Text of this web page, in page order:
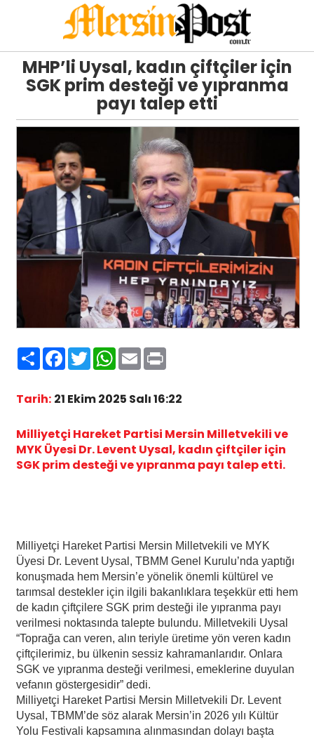
MHP’li Uysal, kadın çiftçiler için
SGK prim desteği ve yıpranma
payı talep etti
PaylaşFacebook
TwitterWhatsApp
EmailPrint
Tarih: 21 Ekim 2025 Salı 16:22
Milliyetçi Hareket Partisi Mersin Milletvekili ve
MYK Üyesi Dr. Levent Uysal, kadın çiftçiler için
SGK prim desteği ve yıpranma payı talep etti.
Milliyetçi Hareket Partisi Mersin Milletvekili ve MYK
Üyesi Dr. Levent Uysal, TBMM Genel Kurulu’nda yaptığı
konuşmada hem Mersin’e yönelik önemli kültürel ve
tarımsal destekler için ilgili bakanlıklara teşekkür etti hem
de kadın çiftçilere SGK prim desteği ile yıpranma payı
verilmesi noktasında talepte bulundu. Milletvekili Uysal
“Toprağa can veren, alın teriyle üretime yön veren kadın
çiftçilerimiz, bu ülkenin sessiz kahramanlarıdır. Onlara
SGK ve yıpranma desteği verilmesi, emeklerine duyulan
vefanın göstergesidir” dedi.
Milliyetçi Hareket Partisi Mersin Milletvekili Dr. Levent
Uysal, TBMM’de söz alarak Mersin’in 2026 yılı Kültür
Yolu Festivali kapsamına alınmasından dolayı başta